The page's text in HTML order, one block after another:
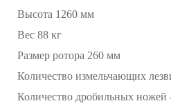
Высота 1260 мм
Вес 88 кг
Размер ротора 260 мм
Количество измельчающих
Количество дробильных ножей